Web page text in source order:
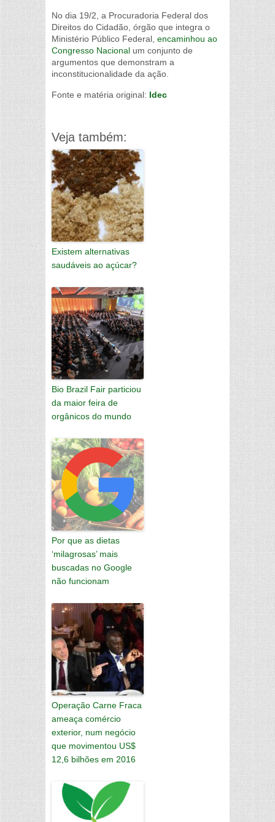
No dia 19/2, a Procuradoria Federal dos
Direitos do Cidadão, órgão que integra o
Ministério Público Federal, encaminhou ao
Congresso Nacional um conjunto de
argumentos que demonstram a
inconstitucionalidade da ação.
Fonte e matéria original: Idec
Veja também:
Existem alternativas
saudáveis ao açúcar?
Bio Brazil Fair particiou
da maior feira de
orgânicos do mundo
Por que as dietas
‘milagrosas’ mais
buscadas no Google
não funcionam
Operação Carne Fraca
ameaça comércio
exterior, num negócio
que movimentou US$
12,6 bilhões em 2016